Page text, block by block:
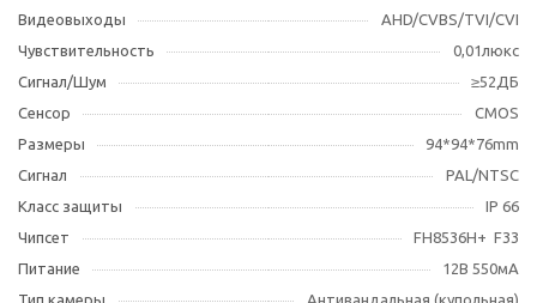
Видеовыходы
AHD/CVBS/TVI/CVI
Чувствительность
0,01люкс
Сигнал/Шум
≥52ДБ
Сенсор
CMOS
Размеры
94*94*76mm
Сигнал
PAL/NTSC
Класс защиты
IP 66
Чипсет
FH8536H+ F33
Питание
12В 550мА
Тип камеры
Антивандальная (купольная)